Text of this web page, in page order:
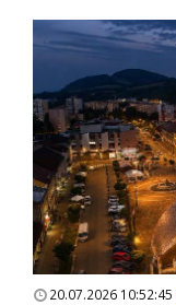
20.07.2026 10:52:45